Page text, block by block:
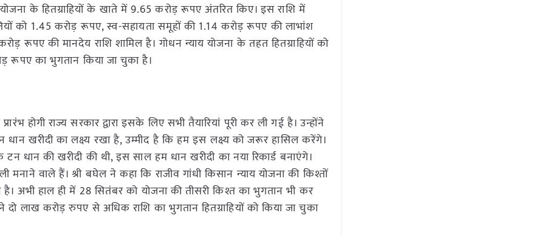
के हितग्राहियों के खाते में 9.65 करोड़ रूपए अंतरित किए। इस राशि में
को 1.45 करोड़ रूपए, स्व-सहायता समूहों की 1.14 करोड़ रूपए की लाभांश
रूपए की मानदेय राशि शामिल है। गोधन न्याय योजना के तहत हितग्राहियों को
रूपए का भुगतान किया जा चुका है।
होगी राज्य सरकार द्वारा इसके लिए सभी तैयारियां पूरी कर ली गई है। उन्होंने
खरीदी का लक्ष्य रखा है, उम्मीद है कि हम इस लक्ष्य को जरूर हासिल करेंगे।
धान की खरीदी की थी, इस साल हम धान खरीदी का नया रिकार्ड बनाएंगे।
मनाने वाले हैं। श्री बघेल ने कहा कि राजीव गांधी किसान न्याय योजना की किश्तों
अभी हाल ही में 28 सितंबर को योजना की तीसरी किश्त का भुगतान भी कर
लाख करोड़ रुपए से अधिक राशि का भुगतान हितग्राहियों को किया जा चुका